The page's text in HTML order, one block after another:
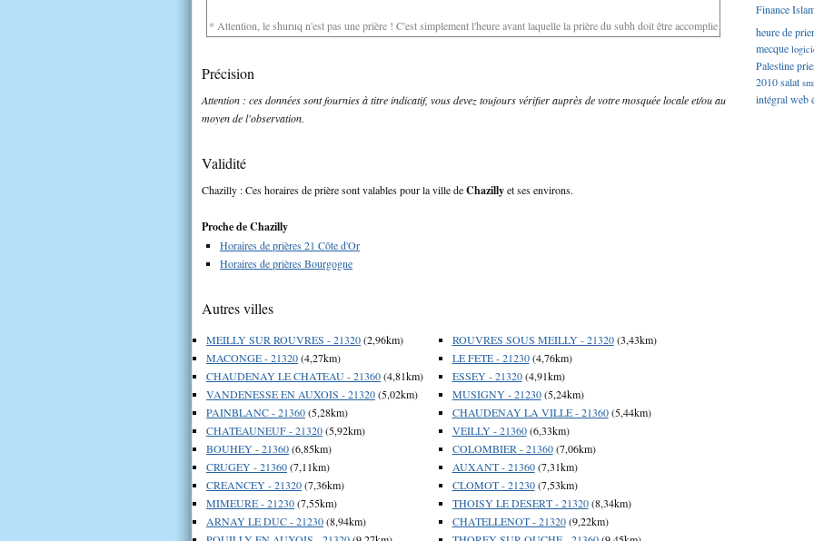
* Attention, le shuruq n'est pas une prière ! C'est simplement l'heure avant laquelle la prière du subh doit être accomplie
Précision
Attention : ces données sont fournies à titre indicatif, vous devez toujours vérifier auprès de votre mosquée locale et/ou au
moyen de l'observation.
Validité
Chazilly : Ces horaires de prière sont valables pour la ville deChazillyet ses environs.
Proche de Chazilly
Horaires de prières 21 Côte d'Or
Horaires de prières Bourgogne
Autres villes
MEILLY SUR ROUVRES - 21320(2,96km)
MACONGE - 21320(4,27km)
CHAUDENAY LE CHATEAU - 21360(4,81km)
VANDENESSE EN AUXOIS - 21320(5,02km)
PAINBLANC - 21360(5,28km)
CHATEAUNEUF - 21320(5,92km)
BOUHEY - 21360(6,85km)
CRUGEY - 21360(7,11km)
CREANCEY - 21320(7,36km)
MIMEURE - 21230(7,55km)
ARNAY LE DUC - 21230(8,94km)
ROUVRES SOUS MEILLY - 21320(3,43km)
LE FETE - 21230(4,76km)
ESSEY - 21320(4,91km)
MUSIGNY - 21230(5,24km)
CHAUDENAY LA VILLE - 21360(5,44km)
VEILLY - 21360(6,33km)
COLOMBIER - 21360(7,06km)
AUXANT - 21360(7,31km)
CLOMOT - 21230(7,53km)
THOISY LE DESERT - 21320(8,34km)
CHATELLENOT - 21320(9,22km)
Finance
heure de
mecque
Palestine
2010salat
intégralweb